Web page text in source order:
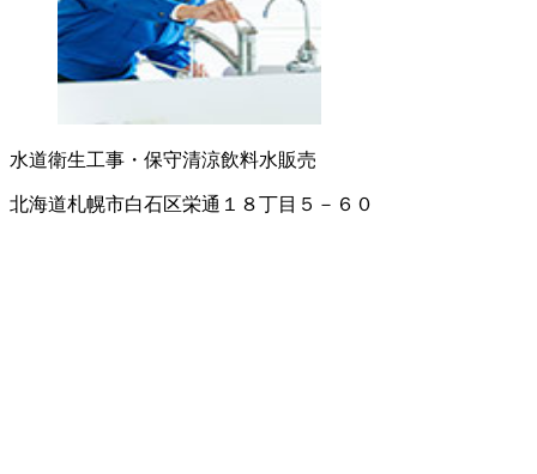
水道衛生工事・保守清涼飲料水販売
北海道札幌市白石区栄通１８丁目５－６０